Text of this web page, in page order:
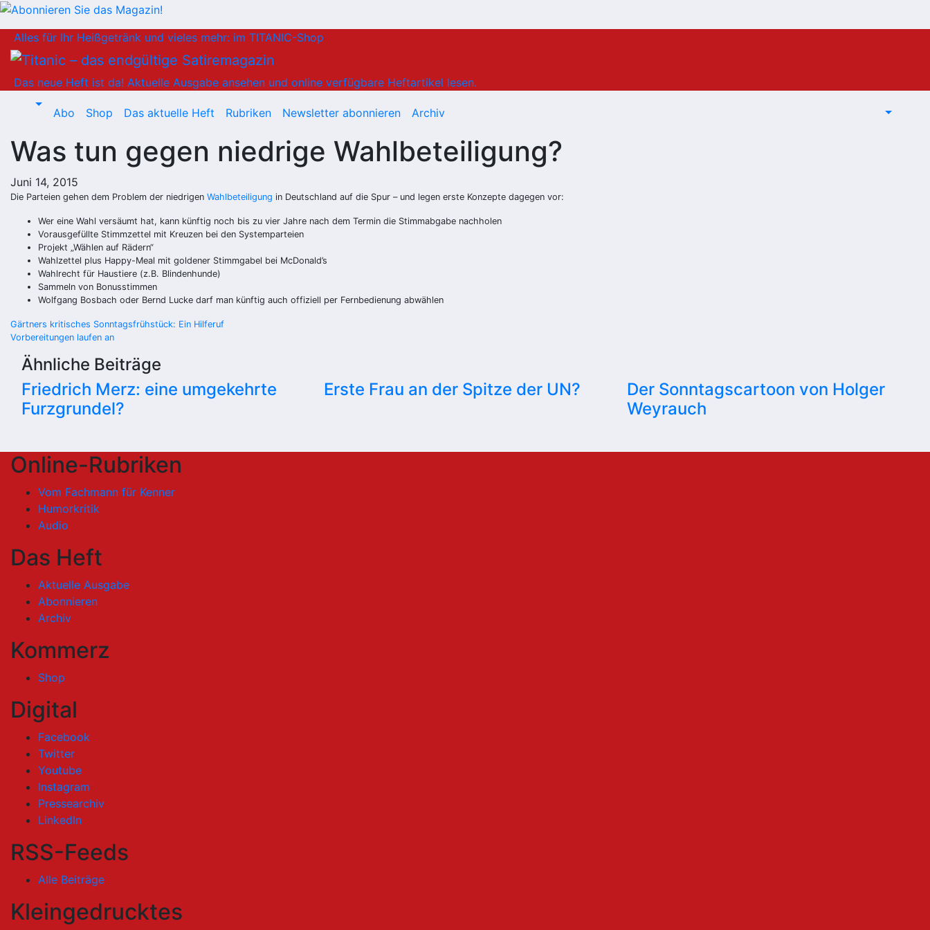
Inhalt
springen
Alles für Ihr Heißgetränk und vieles mehr: im TITANIC-Shop
Das neue Heft ist da! Aktuelle Ausgabe ansehen und online verfügbare Heftartikel lesen.
Abo Shop Das aktuelle Heft Rubriken Newsletter abonnieren Archiv
Was tun gegen niedrige Wahlbeteiligung?
Juni 14, 2015
Die Parteien gehen dem Problem der niedrigen Wahlbeteiligung in Deutschland auf die Spur – und legen erste Konzepte dagegen vor:
Wer eine Wahl versäumt hat, kann künftig noch bis zu vier Jahre nach dem Termin die Stimmabgabe nachholen
Vorausgefüllte Stimmzettel mit Kreuzen bei den Systemparteien
Projekt „Wählen auf Rädern“
Wahlzettel plus Happy-Meal mit goldener Stimmgabel bei McDonald’s
Wahlrecht für Haustiere (z.B. Blindenhunde)
Sammeln von Bonusstimmen
Wolfgang Bosbach oder Bernd Lucke darf man künftig auch offiziell per Fernbedienung abwählen
Beitragsnavigation
Gärtners kritisches Sonntagsfrühstück: Ein Hilferuf
Vorbereitungen laufen an
Ähnliche Beiträge
Friedrich Merz: eine umgekehrte
Furzgrundel?
Erste Frau an der Spitze der UN?
Der Sonntagscartoon von Holger
Weyrauch
Online-Rubriken
Vom Fachmann für Kenner
Humorkritik
Audio
Das Heft
Aktuelle Ausgabe
Abonnieren
Archiv
Kommerz
Shop
Digital
Facebook
Twitter
Youtube
Instagram
Pressearchiv
LinkedIn
RSS-Feeds
Alle Beiträge
Kleingedrucktes